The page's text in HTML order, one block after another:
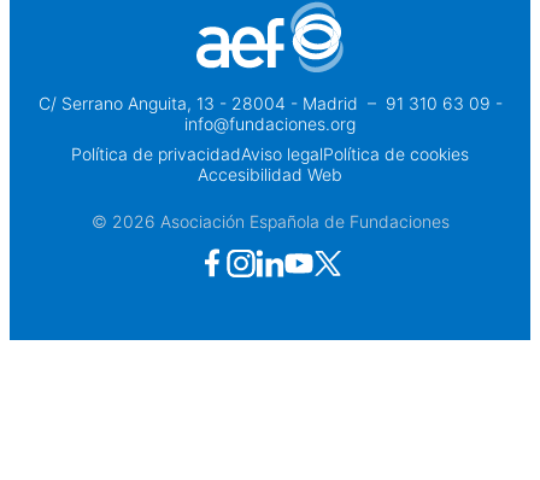
C/ Serrano Anguita, 13 - 28004 - Madrid – 91 310 63 09 -
info@fundaciones.org
Política de privacidadAviso legalPolítica de cookies
Accesibilidad Web
© 2026 Asociación Española de Fundaciones